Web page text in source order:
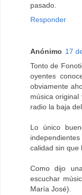
pasado.
Responder
Anónimo 17
Tonto de
oyentes
obviamente
música
radio la baja
Lo único
calidad sin que
Como dijo
escuchar
María José).